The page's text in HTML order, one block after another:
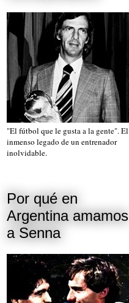
"El fútbol que le gusta a la gente". El
inmenso legado de un entrenador
inolvidable.
Por qué en
Argentina amamos
a Senna